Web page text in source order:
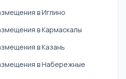
в Иглино
в Кармаскалы
в Казань
в Набережные